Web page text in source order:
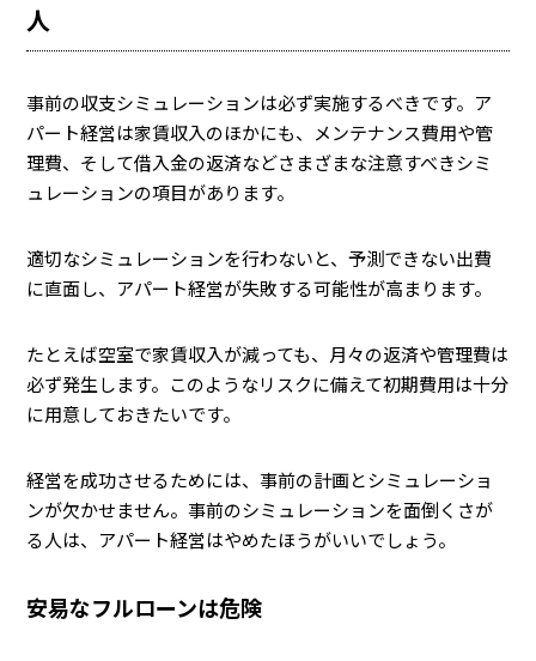
人
事前の収支シミュレーションは必ず実施するべきです。ア
パート経営は家賃収入のほかにも、メンテナンス費用や管
理費、そして借入金の返済などさまざまな注意すべきシミ
ュレーションの項目があります。
適切なシミュレーションを行わないと、予測できない出費
に直面し、アパート経営が失敗する可能性が高まります。
たとえば空室で家賃収入が減っても、月々の返済や管理費は
必ず発生します。このようなリスクに備えて初期費用は十分
に用意しておきたいです。
経営を成功させるためには、事前の計画とシミュレーショ
ンが欠かせません。事前のシミュレーションを面倒くさが
る人は、アパート経営はやめたほうがいいでしょう。
安易なフルローンは危険